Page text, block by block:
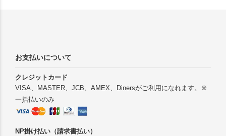
お支払いについて
クレジットカード
VISA、MASTER、JCB、AMEX、Dinersがご利用になれます。※
一括払いのみ
NP掛け払い（請求書払い）